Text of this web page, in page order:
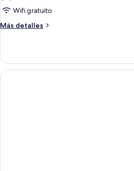
Bottles
(Flash
Sale)
Dash
Grafitti
Free
Wifi gratuito
Más detalles
Más
Sale)
Dash
Studio